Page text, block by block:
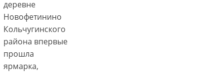
деревне
Новофетинино
Кольчугинского
района впервые
прошла
ярмарка,